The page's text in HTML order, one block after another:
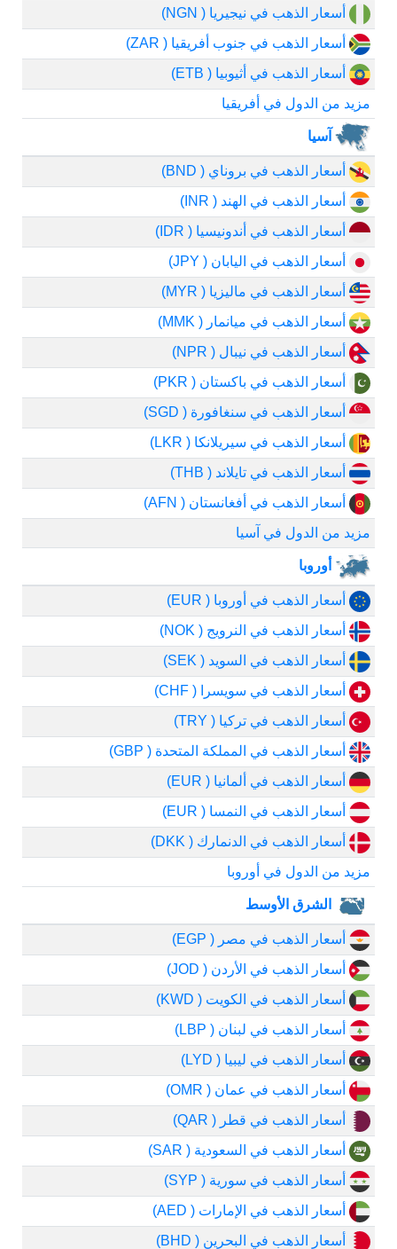
أسعار الذهب في نيجيريا ( NGN)
أسعار الذهب في جنوب أفريقيا ( ZAR)
أسعار الذهب في أثيوبيا ( ETB)
مزيد من الدول في أفريقيا
آسيا
أسعار الذهب في بروناي ( BND)
أسعار الذهب في الهند ( INR)
أسعار الذهب في أندونيسيا ( IDR)
أسعار الذهب في اليابان ( JPY)
أسعار الذهب في ماليزيا ( MYR)
أسعار الذهب في ميانمار ( MMK)
أسعار الذهب في نيبال ( NPR)
أسعار الذهب في باكستان ( PKR)
أسعار الذهب في سنغافورة ( SGD)
أسعار الذهب في سيريلانكا ( LKR)
أسعار الذهب في تايلاند ( THB)
أسعار الذهب في أفغانستان ( AFN)
مزيد من الدول في آسيا
أوروبا
أسعار الذهب في أوروبا ( EUR)
أسعار الذهب في النرويج ( NOK)
أسعار الذهب في السويد ( SEK)
أسعار الذهب في سويسرا ( CHF)
أسعار الذهب في تركيا ( TRY)
أسعار الذهب في المملكة المتحدة ( GBP)
أسعار الذهب في ألمانيا ( EUR)
أسعار الذهب في النمسا ( EUR)
أسعار الذهب في الدنمارك ( DKK)
مزيد من الدول في أوروبا
الشرق الأوسط
أسعار الذهب في مصر ( EGP)
أسعار الذهب في الأردن ( JOD)
أسعار الذهب في الكويت ( KWD)
أسعار الذهب في لبنان ( LBP)
أسعار الذهب في ليبيا ( LYD)
أسعار الذهب في عمان ( OMR)
أسعار الذهب في قطر ( QAR)
أسعار الذهب في السعودية ( SAR)
أسعار الذهب في سورية ( SYP)
أسعار الذهب في الإمارات ( AED)
أسعار الذهب في البحرين ( BHD)